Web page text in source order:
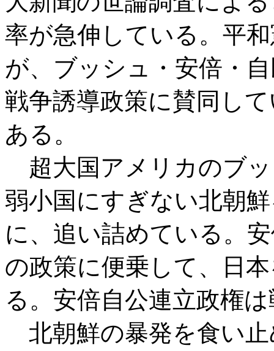
率が急伸している。平
が、ブッシュ・安倍・
戦争誘導政策に賛同し
ある。
超大国アメリカのブ
弱小国にすぎない北朝
に、追い詰めている。
の政策に便乗して、日
る。安倍自公連立政権
北朝鮮の暴発を食い